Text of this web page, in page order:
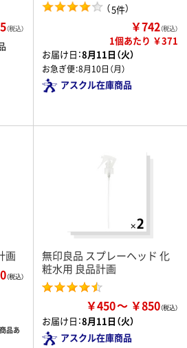
（税込）
（5件）
￥742（税込）
1個あたり ￥371
お届け日：8月11日（火）
お急ぎ便：8月10日（月）
アスクル在庫商品
画
商品あ
無印良品 スプレーヘッド 化
粧水用 良品計画
￥450 ￥850
お届け日：8月11日（火）
アスクル在庫商品